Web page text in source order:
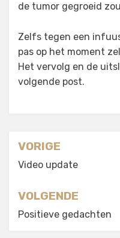
de tumor gegroeid
Zelfs tegen een
pas op het moment
Het vervolg en de
volgende post.
VORIGE
Video update
VOLGENDE
Positieve gedachten